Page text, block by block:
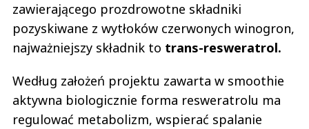
zawierającego prozdrowotne składniki
pozyskiwane z wytłoków czerwonych winogron,
najważniejszy składnik to trans-resweratrol.
Według założeń projektu zawarta w smoothie
aktywna biologicznie forma resweratrolu ma
regulować metabolizm, wspierać spalanie